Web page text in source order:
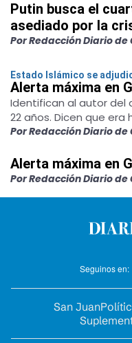
Putin busca el
asediado por la
Por Redacción Diario de
Estado Islámico se
Alerta máxima en
Identifican al autor del
22 años. Dicen que era
Por Redacción Diario de
Alerta máxima en
Por Redacción Diario de
Seguinos en:
San Juan